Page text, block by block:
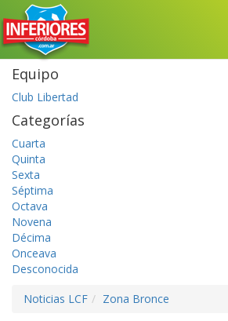
Equipo
Club Libertad
Categorías
Cuarta
Quinta
Sexta
Séptima
Octava
Novena
Décima
Onceava
Desconocida
Noticias LCF
Zona Bronce